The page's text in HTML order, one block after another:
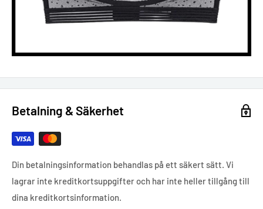
Betalning & Säkerhet
Din betalningsinformation behandlas på ett säkert sätt. Vi
lagrar inte kreditkortsuppgifter och har inte heller tillgång till
dina kreditkortsinformation.